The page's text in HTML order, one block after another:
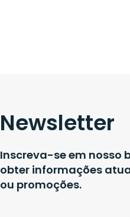
Newsletter
Inscreva-se em nosso
obter informações
ou promoções.